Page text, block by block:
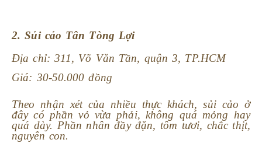
2. Sủi cảo Tân Tòng Lợi
Địa chỉ: 311, Võ Văn Tần, quận 3, TP.HCM
Giá: 30-50.000 đồng
Theo nhận xét của nhiều thực khách, sủi cảo ở
đây có phần vỏ vừa phải, không quá mỏng hay
quá dày. Phần nhân đầy đặn, tôm tươi, chắc thịt,
nguyên con.